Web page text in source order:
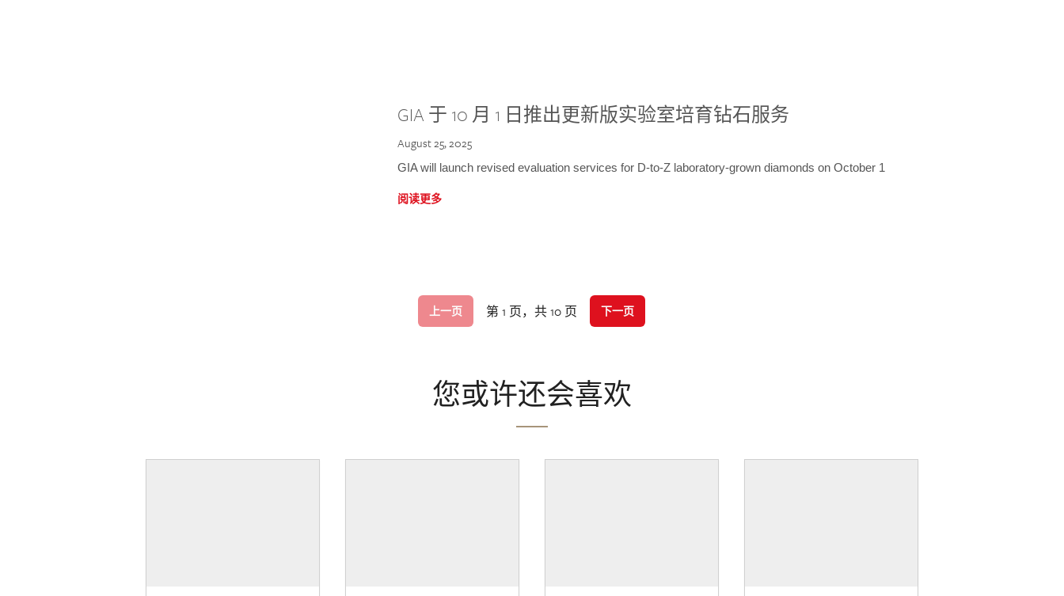
GIA 于 10 月 1 日推出更新版实验室培育钻石服务
August 25, 2025
GIA will launch revised evaluation services for D-to-Z laboratory-grown diamonds on October 1
阅读更多
上一页 第 1 页，共 10 页 下一页
您或许还会喜欢